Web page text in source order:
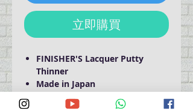
立即購買
FINISHER'S Lacquer Putty
Thinner
Made in Japan